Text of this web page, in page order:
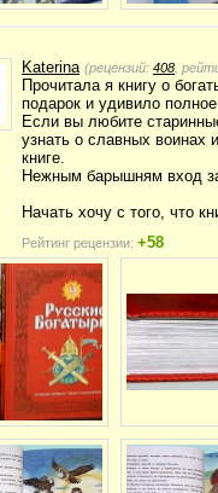
Katerina (рецензий: 408 ,
Прочитала я книгу о
подарок и удивило
Если вы любите
узнать о славных воинах
книге.
Нежным барышням вход
Начать хочу с того, что
Рейтинг рецензии: +58